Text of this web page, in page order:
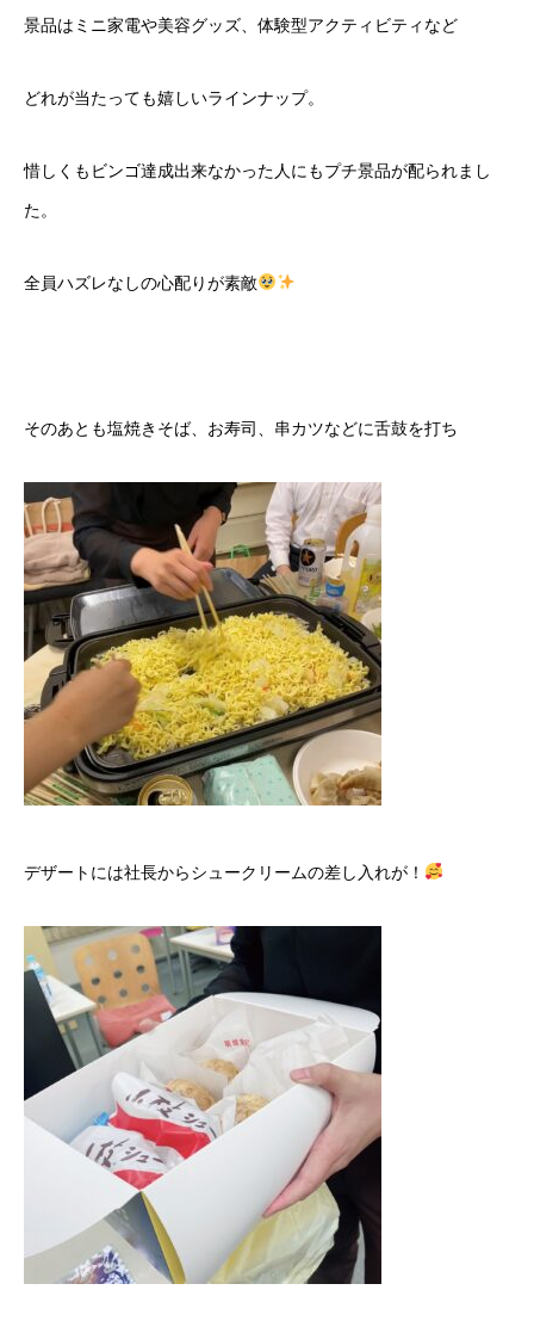
ソフィアについて
ブログ
お問合せ
景品はミニ家電や美容グッズ、体験型アクティビティなど
どれが当たっても嬉しいラインナップ。
惜しくもビンゴ達成出来なかった人にもプチ景品が配られまし
た。
全員ハズレなしの心配りが素敵
そのあとも塩焼きそば、お寿司、串カツなどに舌鼓を打ち
デザートには社長からシュークリームの差し入れが！